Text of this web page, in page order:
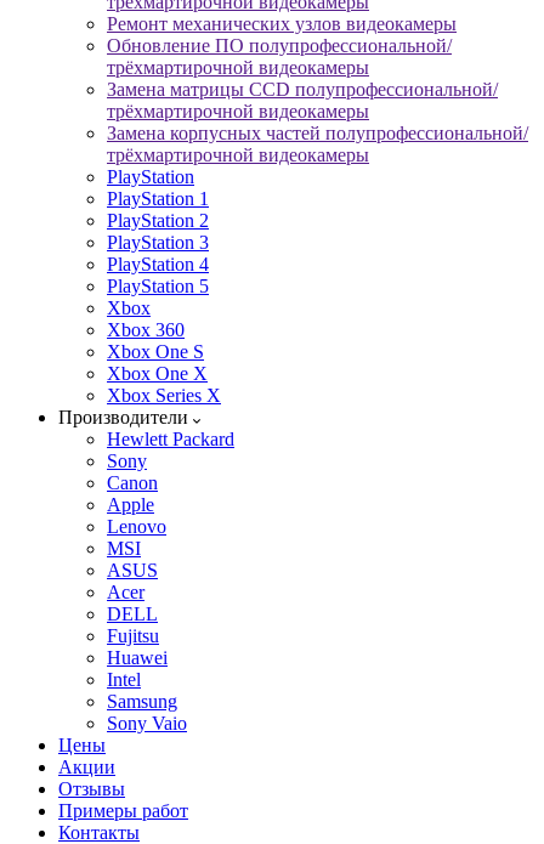
Ремонт механических узлов видеокамеры
Обновление ПО полупрофессиональной/
трёхмартирочной видеокамеры
Замена матрицы CCD полупрофессиональной/
трёхмартирочной видеокамеры
Замена корпусных частей полупрофессиональной/
трёхмартирочной видеокамеры
PlayStation
PlayStation 1
PlayStation 2
PlayStation 3
PlayStation 4
PlayStation 5
Xbox
Xbox 360
Xbox One S
Xbox One X
Xbox Series X
Производители
Hewlett Packard
Sony
Canon
Apple
Lenovo
MSI
ASUS
Acer
DELL
Fujitsu
Huawei
Intel
Samsung
Sony Vaio
Цены
Акции
Отзывы
Примеры работ
Контакты